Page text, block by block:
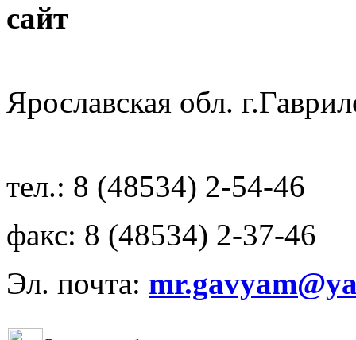
Ярославская обл.
тел.: 8 (48534) 2-54-46
факс: 8 (48534) 2-37-46
Эл. почта: